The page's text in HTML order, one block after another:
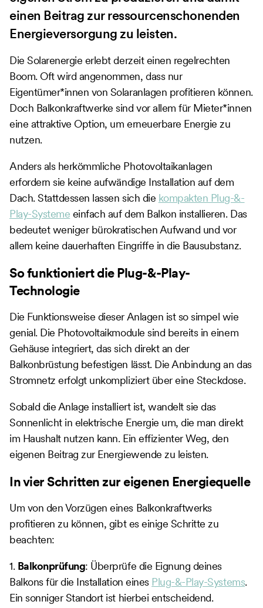
einen Beitrag zur ressourcenschonenden
Energieversorgung zu leisten.
Die Solarenergie erlebt derzeit einen regelrechten
Boom. Oft wird angenommen, dass nur
Eigentümer*innen von Solaranlagen profitieren können.
Doch Balkonkraftwerke sind vor allem für Mieter*innen
eine attraktive Option, um erneuerbare Energie zu
nutzen.
Anders als herkömmliche Photovoltaikanlagen
erfordern sie keine aufwändige Installation auf dem
Dach. Stattdessen lassen sich die kompakten Plug-&-
Play-Systeme einfach auf dem Balkon installieren. Das
bedeutet weniger bürokratischen Aufwand und vor
allem keine dauerhaften Eingriffe in die Bausubstanz.
So funktioniert die Plug-&-Play-
Technologie
Die Funktionsweise dieser Anlagen ist so simpel wie
genial. Die Photovoltaikmodule sind bereits in einem
Gehäuse integriert, das sich direkt an der
Balkonbrüstung befestigen lässt. Die Anbindung an das
Stromnetz erfolgt unkompliziert über eine Steckdose.
Sobald die Anlage installiert ist, wandelt sie das
Sonnenlicht in elektrische Energie um, die man direkt
im Haushalt nutzen kann. Ein effizienter Weg, den
eigenen Beitrag zur Energiewende zu leisten.
In vier Schritten zur eigenen Energiequelle
Um von den Vorzügen eines Balkonkraftwerks
profitieren zu können, gibt es einige Schritte zu
beachten:
1. Balkonprüfung: Überprüfe die Eignung deines
Balkons für die Installation eines Plug-&-Play-Systems.
Ein sonniger Standort ist hierbei entscheidend.